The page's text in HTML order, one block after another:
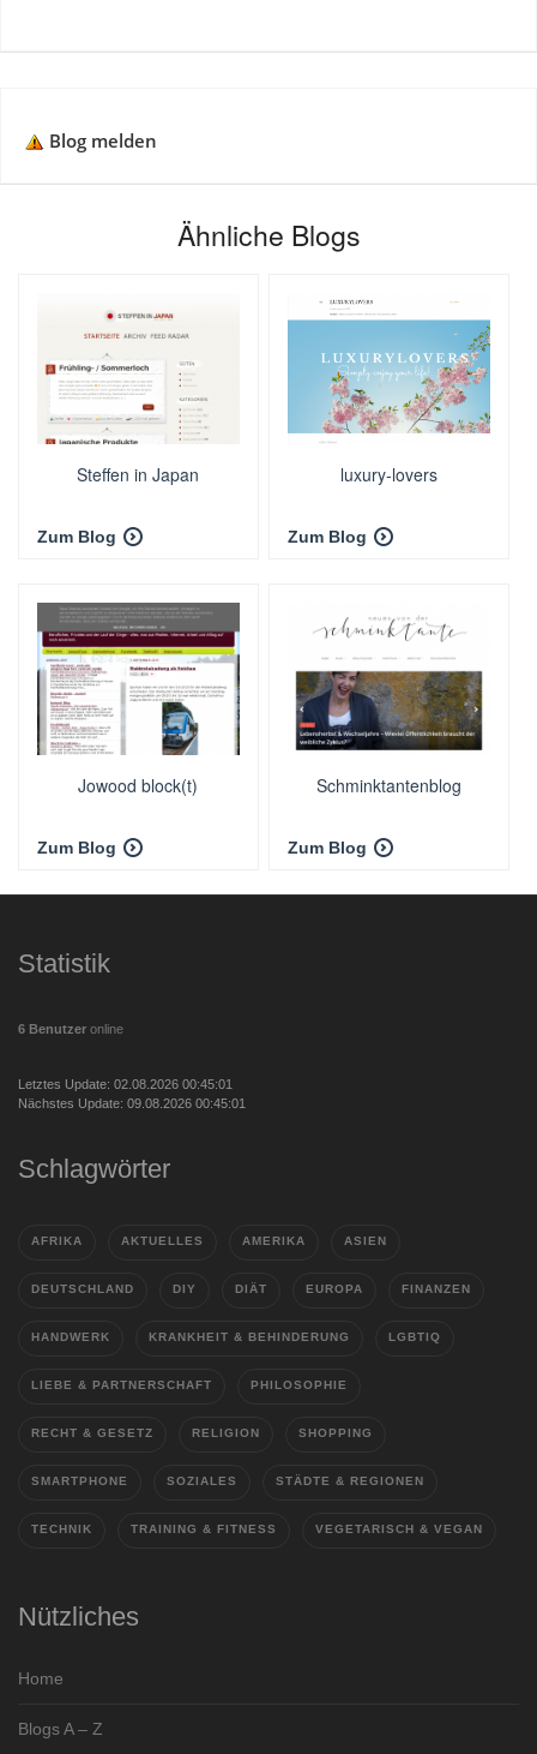
Blog melden
Ähnliche Blogs
Steffen in Japan
Zum Blog
luxury-lovers
Zum Blog
Jowood block(t)
Zum Blog
Schminktantenblog
Zum Blog
Statistik
6 Benutzer online
Letztes Update: 02.08.2026 00:45:01
Nächstes Update: 09.08.2026 00:45:01
Schlagwörter
AFRIKA AKTUELLES AMERIKA ASIEN
DEUTSCHLAND DIY DIÄT EUROPA FINANZEN
HANDWERK KRANKHEIT & BEHINDERUNG LGBTIQ
LIEBE & PARTNERSCHAFT PHILOSOPHIE
RECHT & GESETZ RELIGION SHOPPING
SMARTPHONE SOZIALES STÄDTE & REGIONEN
TECHNIK TRAINING & FITNESS VEGETARISCH & VEGAN
Nützliches
Home
Blogs A – Z